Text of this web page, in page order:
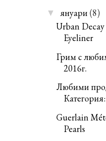
▼ януари (8)
Urban
Eyeliner
Грим с
2016г.
Любими
Guerlain
Pearls